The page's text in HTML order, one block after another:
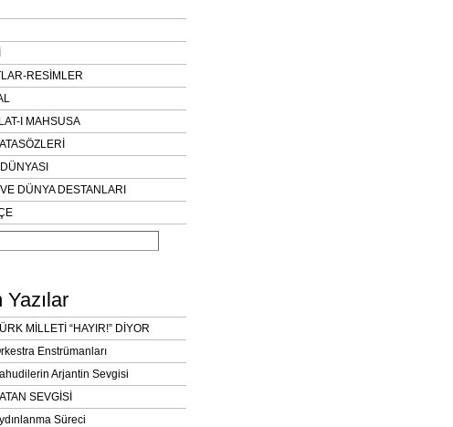
RESİMLER
I MAHSUSA
DÜNYA DESTANLARI
Yazılar
MİLLETİ “HAYIR!” DİYOR
Enstrümanları
Arjantin Sevgisi
SEVGİSİ
Süreci